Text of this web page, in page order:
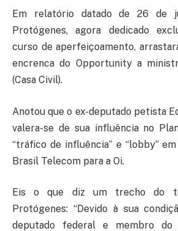
Em relatório datado de 26 de
Protógenes, agora dedicado
curso de aperfeiçoamento,
encrenca do Opportunity a
(Casa Civil).
Anotou que o ex-deputado petista
valera-se de sua influência no
“tráfico de influência” e “lobby”
Brasil Telecom para a Oi.
Eis o que diz um trecho do
Protógenes: “Devido à sua
deputado federal e membro do